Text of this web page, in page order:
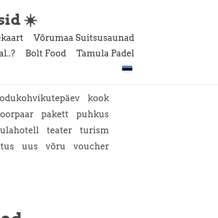
☀️
Võrumaa Suitsusaunad
Bolt Food Tamula Padel
kook
pakett
puhkus
teater
turism
uus võru voucher